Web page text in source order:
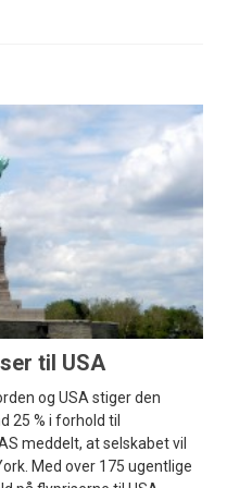
til USA
og USA stiger den
25 % i forhold til
meddelt, at selskabet vil
Med over 175 ugentlige